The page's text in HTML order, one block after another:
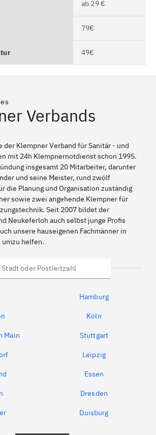
ab 29 €
79€
49€
Verbands
der Klempner Verband für Sanitär - und
mit 24h Klempnernotdienst schon 1995.
insgesamt 20 Mitarbeiter, darunter
und seine Meister, rund zwölf
die Planung und Organisation zuständig
sowie zwei angehende Klempner für
Seit 2007 bildet der
Neukeferloh auch selbst junge Profis
unsere hauseigenen Fachmänner in
helfen.
Hamburg
Köln
Main Stuttgart
Leipzig
Essen
Dresden
Duisburg